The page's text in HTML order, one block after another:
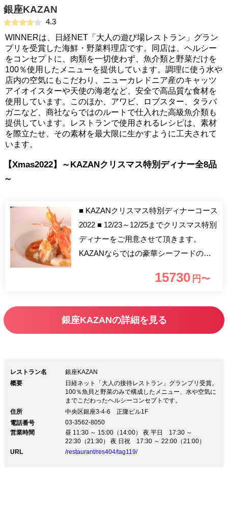
銀座KAZAN
4.3
WINNERは、日経NET「大人の遊び場レストラン」グラン
プリを受賞した海鮮・野菜料理店です。同店は、ヘルシー
をコンセプトに、肉類を一切使わず、魚介類と野菜だけを
100％使用したメニューを提供しています。調理に使う水や
店内の空気にもこだわり、ニューカレドニア産のキャッツ
アイオイスターや天使の海老など、安全で高品質な食材を
使用しています。このほか、アワビ、ロブスター、タラバ
ガニなど、商社ならではのルートで仕入れた高級魚介類も
提供しています。レストランで使用されるレシピは、素材
を際立たせ、その素材を最大限に生かすように工夫されて
います。
【Xmas2022】～KAZANクリスマス特別ディナー全8品
～
■ KAZANクリスマス特別ディナーコース
2022 ■ 12/23～12/25までクリスマス特別
ディナーをご用意させて頂きます。
KAZANならではの豪華シーフードの饗
約特典】 ボトルシャンパン1本をサービ
15730 円〜
銀座KAZANの詳細を見る
レストラン名
銀座KAZAN
概要
日経ネット「大人の接待レストラン」グランプリ受賞。
100％魚貝と野菜のみで構成したメニュー、水や空気に
までこだわったヘルシーコンセプトです。
住所
中央区銀座3-4-6 正隆ビル1F
電話番号
03-3562-8050
営業時間
昼 11:30 ～ 15:00（14:00） 夜 平日 17:30 ～
22:30（21:30） 夜 日祝 17:30 ～ 22:00（21:00）
URL
/restaurant/res404/tag119/